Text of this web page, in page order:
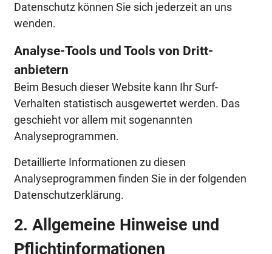
Datenschutz können Sie sich jederzeit an uns
wenden.
Analyse-Tools und Tools von Dritt­
anbietern
Beim Besuch dieser Website kann Ihr Surf-
Verhalten statistisch ausgewertet werden. Das
geschieht vor allem mit sogenannten
Analyseprogrammen.
Detaillierte Informationen zu diesen
Analyseprogrammen finden Sie in der folgenden
Datenschutzerklärung.
2. Allgemeine Hinweise und
Pflicht­informationen